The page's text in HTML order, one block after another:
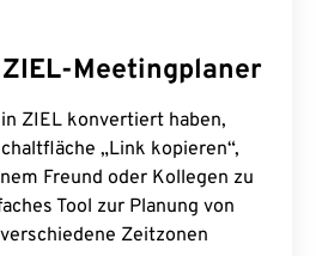
ZIEL-Meetingplaner
ZIEL konvertiert haben,
„Link kopieren“,
Freund oder Kollegen zu
Tool zur Planung von
Zeitzonen